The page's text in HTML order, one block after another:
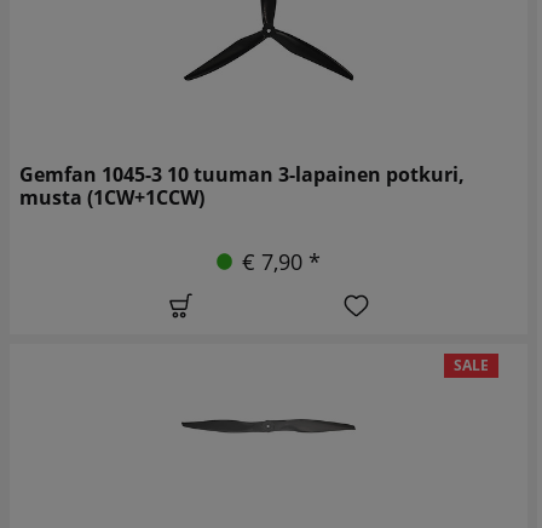
Gemfan 1045-3 10 tuuman 3-lapainen potkuri,
musta (1CW+1CCW)
€ 7,90 *
SALE